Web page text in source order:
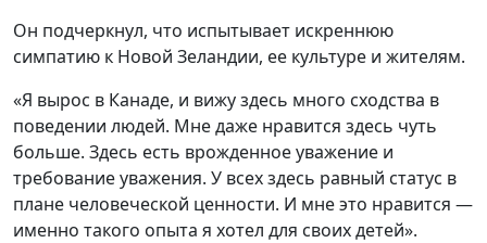
Он подчеркнул, что испытывает искреннюю
симпатию к Новой Зеландии, ее культуре и жителям.
«Я вырос в Канаде, и вижу здесь много сходства в
поведении людей. Мне даже нравится здесь чуть
больше. Здесь есть врожденное уважение и
требование уважения. У всех здесь равный статус в
плане человеческой ценности. И мне это нравится —
именно такого опыта я хотел для своих детей».